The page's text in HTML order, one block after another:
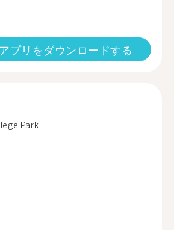
アプリをダウンロードする
Park